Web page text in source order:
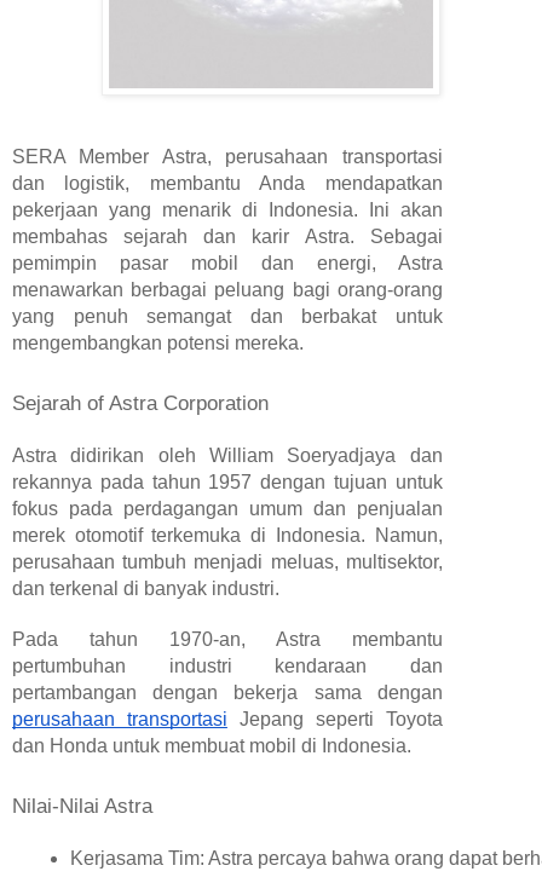
SERA Member Astra, perusahaan transportasi
dan logistik, membantu Anda mendapatkan
pekerjaan yang menarik di Indonesia. Ini akan
membahas sejarah dan karir Astra. Sebagai
pemimpin pasar mobil dan energi, Astra
menawarkan berbagai peluang bagi orang-orang
yang penuh semangat dan berbakat untuk
mengembangkan potensi mereka.
Sejarah of Astra Corporation
Astra didirikan oleh William Soeryadjaya dan
rekannya pada tahun 1957 dengan tujuan untuk
fokus pada perdagangan umum dan penjualan
merek otomotif terkemuka di Indonesia. Namun,
perusahaan tumbuh menjadi meluas, multisektor,
dan terkenal di banyak industri.
Pada tahun 1970-an, Astra membantu
pertumbuhan industri kendaraan dan
pertambangan dengan bekerja sama dengan
perusahaan transportasi Jepang seperti Toyota
dan Honda untuk membuat mobil di Indonesia.
Nilai-Nilai Astra
Kerjasama Tim: Astra percaya bahwa orang dapat